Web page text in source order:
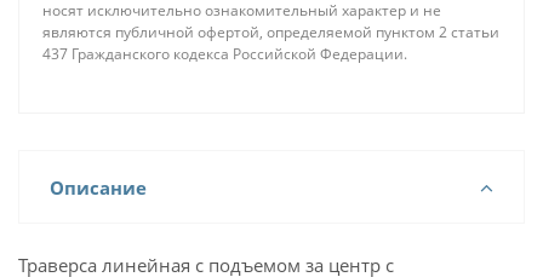
носят исключительно ознакомительный характер и не
являются публичной офертой, определяемой пунктом 2 статьи
437 Гражданского кодекса Российской Федерации.
Описание
Траверса линейная с подъемом за центр с